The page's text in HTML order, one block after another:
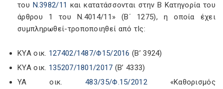
του Ν.3982/11 και κατατάσσονται στην Β Κατηγορία του
άρθρου 1 του Ν.4014/11» (Β΄ 1275), η οποία έχει
συμπληρωθεί-τροποποιηθεί από τΙς:
ΚΥΑ οικ. 127402/1487/Φ15/2016 (Β’ 3924)
ΚΥΑ οικ. 135207/1801/2017 (Β’ 4333)
ΥΑ οικ.483/35/Φ.15/2012 «Καθορισμός